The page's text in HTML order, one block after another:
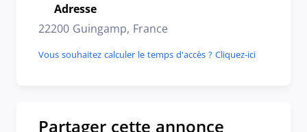
Emplacement
Adresse
22200 Guingamp, France
Vous souhaitez calculer le temps d'accès ? Cliquez-ici
Partager cette annonce